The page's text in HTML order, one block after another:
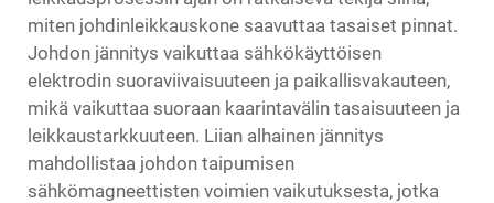
miten johdinleikkauskone saavuttaa tasaiset pinnat.
Johdon jännitys vaikuttaa sähkökäyttöisen
elektrodin suoraviivaisuuteen ja paikallisvakauteen,
mikä vaikuttaa suoraan kaarintavälin tasaisuuteen ja
leikkaustarkkuuteen. Liian alhainen jännitys
mahdollistaa johdon taipumisen
sähkömagneettisten voimien vaikutuksesta, jotka